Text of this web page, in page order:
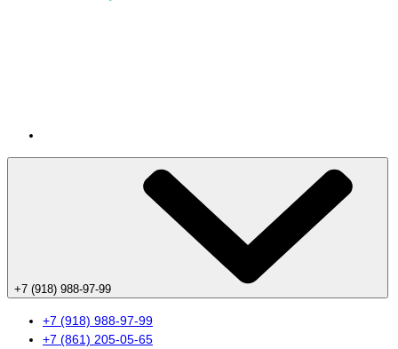
+7 (918) 988-97-99
+7 (918) 988-97-99
+7 (861) 205-05-65